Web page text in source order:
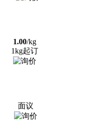
1.00/kg
1kg起订
面议